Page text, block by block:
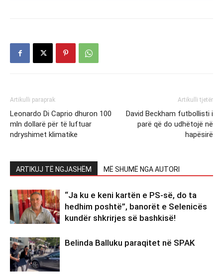
Artikulli paraprak
Leonardo Di Caprio dhuron 100
mln dollarë për të luftuar
ndryshimet klimatike
Artikulli tjetër
David Beckham futbollisti i
parë që do udhëtojë në
hapësirë
ARTIKUJ TË NGJASHËM MË SHUMË NGA AUTORI
“Ja ku e keni kartën e PS-së, do ta
hedhim poshtë”, banorët e Selenicës
kundër shkrirjes së bashkisë!
Belinda Balluku paraqitet në SPAK